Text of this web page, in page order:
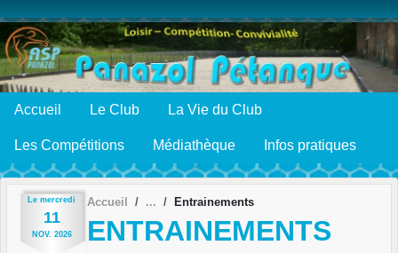
Accueil Le Club La Vie du Club
Les Compétitions Médiathèque Infos pratiques
Le mercredi
11
NOV. 2026
Accueil Entrainements
ENTRAINEMENTS